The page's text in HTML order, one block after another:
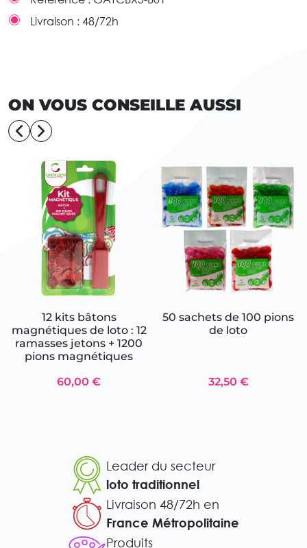
Livraison : 48/72h
ON VOUS CONSEILLE AUSSI
12 kits bâtons
magnétiques de loto : 12
ramasses jetons + 1200
pions magnétiques
60,00 €
50 sachets de 100 pions
de loto
32,50 €
Leader du secteur
loto traditionnel
Livraison 48/72h en
France Métropolitaine
Produits